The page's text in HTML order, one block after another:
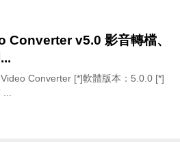
v5.0 影音轉檔、
Converter [*]軟體版本：5.0.0 [*]
...